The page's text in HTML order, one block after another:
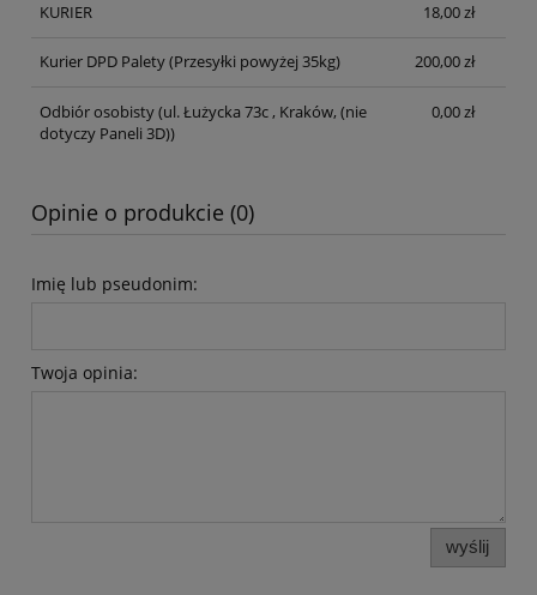
KURIER 18,00 zł
Kurier DPD Palety(Przesyłki powyżej 35kg) 200,00 zł
Odbiór osobisty(ul. Łużycka 73c , Kraków, (nie
dotyczy Paneli 3D))
0,00 zł
Opinie o produkcie (0)
Imię lub pseudonim:
Twoja opinia:
wyślij